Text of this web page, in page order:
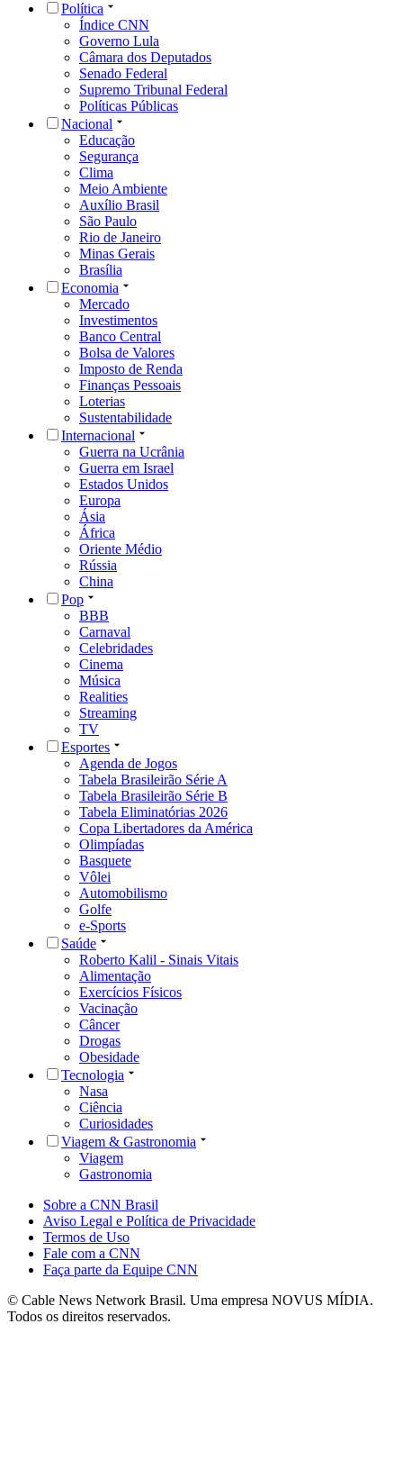
Política
Índice CNN
Governo Lula
Câmara dos Deputados
Senado Federal
Supremo Tribunal Federal
Políticas Públicas
Nacional
Educação
Segurança
Clima
Meio Ambiente
Auxílio Brasil
São Paulo
Rio de Janeiro
Minas Gerais
Brasília
Economia
Mercado
Investimentos
Banco Central
Bolsa de Valores
Imposto de Renda
Finanças Pessoais
Loterias
Sustentabilidade
Internacional
Guerra na Ucrânia
Guerra em Israel
Estados Unidos
Europa
Ásia
África
Oriente Médio
Rússia
China
Pop
BBB
Carnaval
Celebridades
Cinema
Música
Realities
Streaming
TV
Esportes
Agenda de Jogos
Tabela Brasileirão Série A
Tabela Brasileirão Série B
Tabela Eliminatórias 2026
Copa Libertadores da América
Olimpíadas
Basquete
Vôlei
Automobilismo
Golfe
e-Sports
Saúde
Roberto Kalil - Sinais Vitais
Alimentação
Exercícios Físicos
Vacinação
Câncer
Drogas
Obesidade
Tecnologia
Nasa
Ciência
Curiosidades
Viagem & Gastronomia
Viagem
Gastronomia
Sobre a CNN Brasil
Aviso Legal e Política de Privacidade
Termos de Uso
Fale com a CNN
Faça parte da Equipe CNN
© Cable News Network Brasil. Uma empresa NOVUS MÍDIA.
Todos os direitos reservados.